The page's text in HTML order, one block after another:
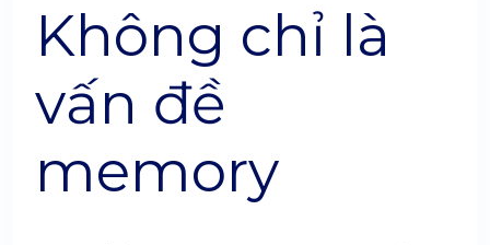
Không chỉ là
vấn đề
memory